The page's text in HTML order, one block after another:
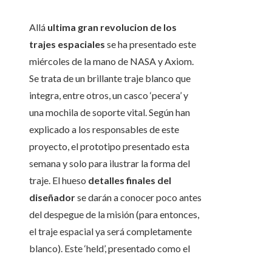
Allá ultima gran revolucion de los
trajes espaciales se ha presentado este
miércoles de la mano de NASA y Axiom.
Se trata de un brillante traje blanco que
integra, entre otros, un casco ‘pecera’ y
una mochila de soporte vital. Según han
explicado a los responsables de este
proyecto, el prototipo presentado esta
semana y solo para ilustrar la forma del
traje. El hueso detalles finales del
diseñadorse darán a conocer poco antes
del despegue de la misión (para entonces,
el traje espacial ya será completamente
blanco). Este ‘held’, presentado como el